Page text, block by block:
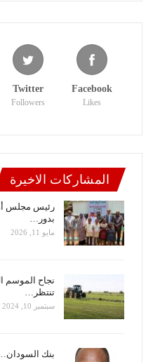
Facebook
Likes
Twitter
Followers
المشاركات الاخيرة
رئيس مجلس
بدور…
مايو 11, 2026
تنتظر…
سبتمبر 10, 2024
بنك